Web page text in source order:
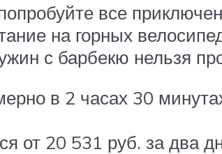
все
на горных
с барбекю нельзя
в 2 часах 30
от 20 531 руб. за два